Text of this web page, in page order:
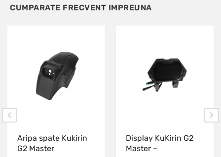
CUMPARATE FRECVENT IMPREUNA
Aripa spate Kukirin
G2 Master
Display KuKirin G2
Master –